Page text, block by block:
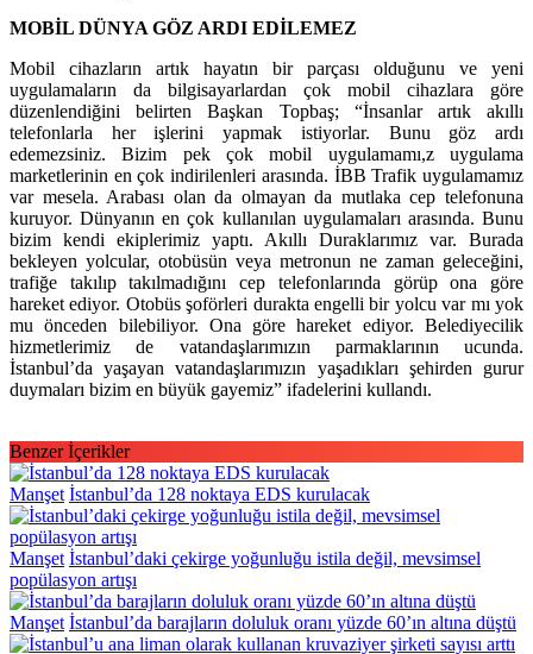
MOBİL DÜNYA GÖZ ARDI EDİLEMEZ
Mobil cihazların artık hayatın bir parçası olduğunu ve yeni
uygulamaların da bilgisayarlardan çok mobil cihazlara göre
düzenlendiğini belirten Başkan Topbaş; “İnsanlar artık akıllı
telefonlarla her işlerini yapmak istiyorlar. Bunu göz ardı
edemezsiniz. Bizim pek çok mobil uygulamamı,z uygulama
marketlerinin en çok indirilenleri arasında. İBB Trafik uygulamamız
var mesela. Arabası olan da olmayan da mutlaka cep telefonuna
kuruyor. Dünyanın en çok kullanılan uygulamaları arasında. Bunu
bizim kendi ekiplerimiz yaptı. Akıllı Duraklarımız var. Burada
bekleyen yolcular, otobüsün veya metronun ne zaman geleceğini,
trafiğe takılıp takılmadığını cep telefonlarında görüp ona göre
hareket ediyor. Otobüs şoförleri durakta engelli bir yolcu var mı yok
mu önceden bilebiliyor. Ona göre hareket ediyor. Belediyecilik
hizmetlerimiz de vatandaşlarımızın parmaklarının ucunda.
İstanbul’da yaşayan vatandaşlarımızın yaşadıkları şehirden gurur
duymaları bizim en büyük gayemiz” ifadelerini kullandı.
Benzer İçerikler
Manşet İstanbul’da 128 noktaya EDS kurulacak
Manşet İstanbul’daki çekirge yoğunluğu istila değil, mevsimsel
popülasyon artışı
Manşet İstanbul’da barajların doluluk oranı yüzde 60’ın altına düştü